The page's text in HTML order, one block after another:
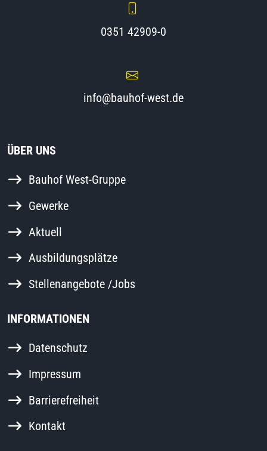
0351 42909-0
info@bauhof-west.de
ÜBER UNS
Bauhof West-Gruppe
Gewerke
Aktuell
Ausbildungsplätze
Stellenangebote /Jobs
INFORMATIONEN
Datenschutz
Impressum
Barrierefreiheit
Kontakt